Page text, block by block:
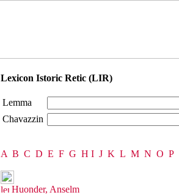
Lexicon Istoric Retic (LIR)
Lemma
Chavazzin
A B C D E F G H I J K L M N O P
Huonder, Anselm